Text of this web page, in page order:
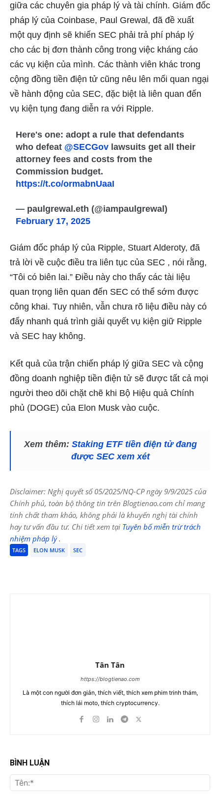
giữa các chuyên gia pháp lý và tài chính. Giám đốc
pháp lý của Coinbase, Paul Grewal, đã đề xuất
một quy định sẽ khiến SEC phải trả phí pháp lý
cho các bị đơn thành công trong việc kháng cáo
các vụ kiện của mình. Các thành viên khác trong
cộng đồng tiền điện tử cũng nêu lên mối quan ngại
về hành động của SEC, đặc biệt là liên quan đến
vụ kiện tụng đang diễn ra với Ripple.
Here's one: adopt a rule that defendants
who defeat @SECGov lawsuits get all their
attorney fees and costs from the
Commission budget.
https://t.co/ormabnUaaI
— paulgrewal.eth (@iampaulgrewal)
February 17, 2025
Giám đốc pháp lý của Ripple, Stuart Alderoty, đã
trả lời về cuộc điều tra liên tục của SEC , nói rằng,
“Tôi có biên lai.” Điều này cho thấy các tài liệu
quan trọng liên quan đến SEC có thể sớm được
công khai. Tuy nhiên, vẫn chưa rõ liệu điều này có
đẩy nhanh quá trình giải quyết vụ kiện giữ Ripple
và SEC hay không.
Kết quả của trận chiến pháp lý giữa SEC và cộng
đồng doanh nghiệp tiền điện tử sẽ được tất cả mọi
người theo dõi chặt chẽ khi Bộ Hiệu quả Chính
phủ (DOGE) của Elon Musk vào cuộc.
Xem thêm: Staking ETF tiền điện tử đang
được SEC xem xét
Disclaimer: Nghị quyết số 05/2025/NQ-CP ngày 9/9/2025 của
Chính phủ, toàn bộ thông tin trên Blogtienao.com chỉ mang
tính chất tham khảo, không phải là khuyến nghị tài chính
hay tư vấn đầu tư. Chi tiết xem tại Tuyên bố miễn trừ trách
nhiệm pháp lý.
TAGS ELON MUSK SEC
Tân Tân
https://blogtienao.com
Là một con người đơn giản, thích viết, thích xem phim trinh thám,
thích lái moto, thích cryptocurrency.
BÌNH LUẬN